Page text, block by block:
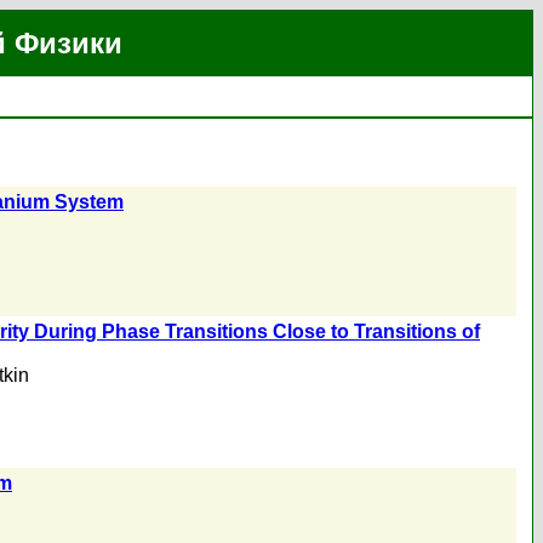
Физики
System
During Phase Transitions Close to Transitions of